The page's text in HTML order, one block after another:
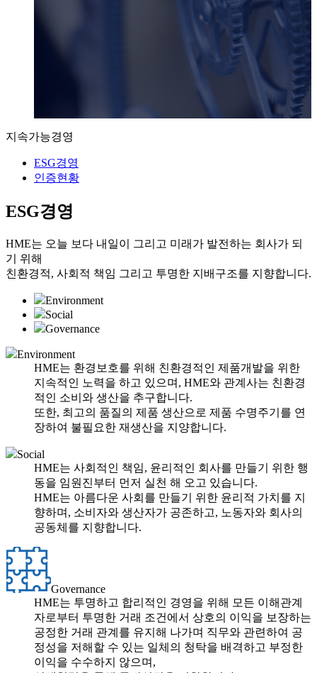
지속가능경영
ESG경영
인증현황
ESG경영
HME는 오늘 보다 내일이 그리고 미래가 발전하는 회사가 되
기 위해
친환경적, 사회적 책임 그리고 투명한 지배구조를 지향합니다.
Environment
Social
Governance
Environment
HME는 환경보호를 위해 친환경적인 제품개발을 위한
지속적인 노력을 하고 있으며, HME와 관계사는 친환경
적인 소비와 생산을 추구합니다.
또한, 최고의 품질의 제품 생산으로 제품 수명주기를 연
장하여 불필요한 재생산을 지양합니다.
Social
HME는 사회적인 책임, 윤리적인 회사를 만들기 위한 행
동을 임원진부터 먼저 실천 해 오고 있습니다.
HME는 아름다운 사회를 만들기 위한 윤리적 가치를 지
향하며, 소비자와 생산자가 공존하고, 노동자와 회사의
공동체를 지향합니다.
Governance
HME는 투명하고 합리적인 경영을 위해 모든 이해관계
자로부터 투명한 거래 조건에서 상호의 이익을 보장하는
공정한 거래 관계를 유지해 나가며 직무와 관련하여 공
정성을 저해할 수 있는 일체의 청탁을 배격하고 부정한
이익을 수수하지 않으며,